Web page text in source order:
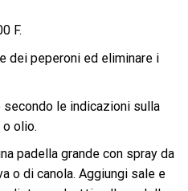
F.
dei peperoni ed eliminare i
le indicazioni sulla
olio.
padella grande con spray da
o di canola. Aggiungi sale e